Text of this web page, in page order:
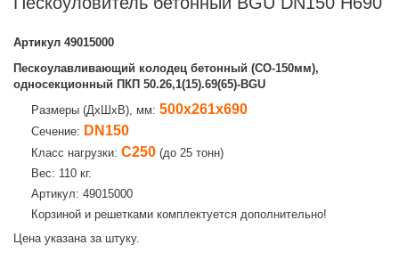
Артикул 49015000
Пескоулавливающий колодец бетонный (СО-150мм),
односекционный ПКП 50.26,1(15).69(65)-BGU
Размеры (ДхШхВ), мм: 500х261х690
Сечение: DN150
Класс нагрузки: C250 (до 25 тонн)
Вес: 110 кг.
Артикул: 49015000
Корзиной и решетками комплектуется дополнительно!
Цена указана за штуку.